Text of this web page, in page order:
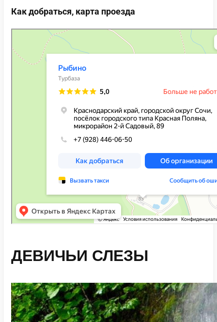
Как добраться, карта проезда
ДЕВИЧЬИ СЛЕЗЫ